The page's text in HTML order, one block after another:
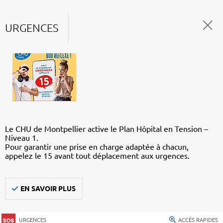
URGENCES
Le CHU de Montpellier active le Plan Hôpital en Tension –
Niveau 1.
Pour garantir une prise en charge adaptée à chacun,
appelez le 15 avant tout déplacement aux urgences.
EN SAVOIR PLUS
URGENCES ACCÈS RAPIDES